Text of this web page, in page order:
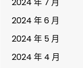
2024 年 6 月
2024 年 5 月
2024 年 4 月